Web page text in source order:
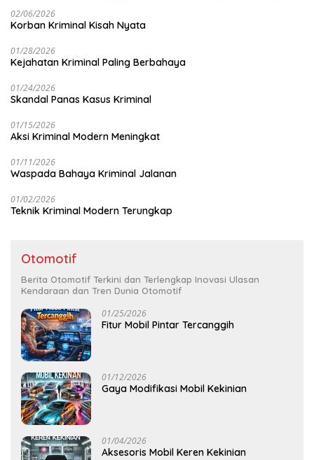
02/06/2026
Korban Kriminal Kisah Nyata
01/28/2026
Kejahatan Kriminal Paling Berbahaya
01/24/2026
Skandal Panas Kasus Kriminal
01/15/2026
Aksi Kriminal Modern Meningkat
01/11/2026
Waspada Bahaya Kriminal Jalanan
01/02/2026
Teknik Kriminal Modern Terungkap
Otomotif
Berita Otomotif Terkini dan Terlengkap Inovasi Ulasan
Kendaraan dan Tren Dunia Otomotif
01/25/2026
Fitur Mobil Pintar Tercanggih
01/12/2026
Gaya Modifikasi Mobil Kekinian
01/04/2026
Aksesoris Mobil Keren Kekinian